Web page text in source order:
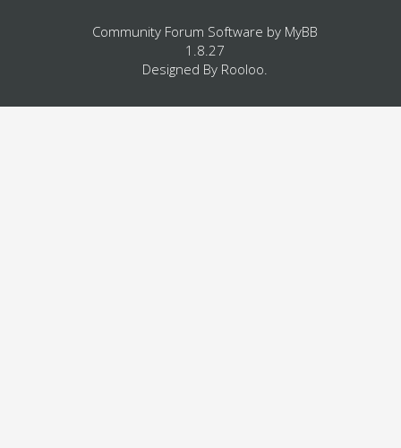
Community Forum Software by MyBB
1.8.27
Designed By Rooloo.